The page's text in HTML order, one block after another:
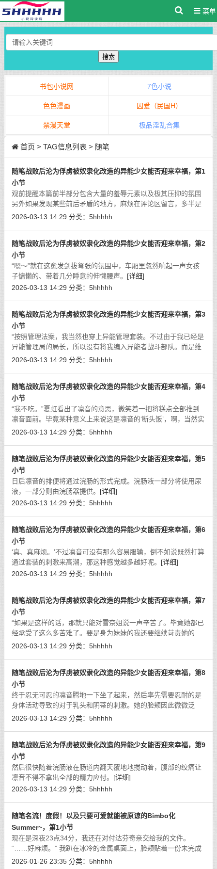
菜单
搜索
书包小说网 7色小说
色色漫画 囚爱（民国H）
禁漫天堂 极品淫乱合集
首页 > TAG信息列表 > 随笔
随笔战败后沦为俘虏被奴隶化改造的异能少女能否迎来幸福，第1
小节
观前提醒本篇前半部分包含大量的羞辱元素以及极其压抑的氛围
另外如果发现某些前后矛盾的地方，麻烦在评论区留言，多半是
忘记改了 [详细]
2026-03-13 14:29 分类： 5hhhhh
随笔战败后沦为俘虏被奴隶化改造的异能少女能否迎来幸福，第2
小节
“嗯～”就在这愈发剑拔弩张的氛围中，车厢里忽然响起一声女孩
子慵懒的、带着几分睡意的伸懒腰声。 [详细]
2026-03-13 14:29 分类： 5hhhhh
随笔战败后沦为俘虏被奴隶化改造的异能少女能否迎来幸福，第3
小节
“按照管理法案，我当然也穿上异能管理套装。不过由于我已经是
异能管理局的局长，所以没有将我编入异能者战斗部队。而是维
持了原本的职务。” [详细]
2026-03-13 14:29 分类： 5hhhhh
随笔战败后沦为俘虏被奴隶化改造的异能少女能否迎来幸福，第4
小节
“我不吃。”夏虹看出了凛音的意思，微笑着一把将糕点全部推到
凛音面前。毕竟某种意义上来说这是凛音的‘断头饭’，啊，当然实
际上是指在穿上套装后凛音就没办法正常吃东西了。
2026-03-13 14:29 分类： 5hhhhh
随笔战败后沦为俘虏被奴隶化改造的异能少女能否迎来幸福，第5
小节
日后凛音的排便将通过浣肠的形式完成。浣肠液一部分将使用尿
液，一部分则由浣肠器提供。 [详细]
2026-03-13 14:29 分类： 5hhhhh
随笔战败后沦为俘虏被奴隶化改造的异能少女能否迎来幸福，第6
小节
‘真、真麻烦。’不过凛音可没有那么容易服输，倒不如说既然打算
通过套装的刺激来高潮，那这种感觉越多越好呢。 [详细]
2026-03-13 14:29 分类： 5hhhhh
随笔战败后沦为俘虏被奴隶化改造的异能少女能否迎来幸福，第7
小节
“如果是这样的话，那就只能对雪奈姐说一声辛苦了。毕竟她都已
经承受了这么多苦难了。要是身为妹妹的我还要继续苛责她的
话，那也太残忍了吧。”[详细]
2026-03-13 14:29 分类： 5hhhhh
随笔战败后沦为俘虏被奴隶化改造的异能少女能否迎来幸福，第8
小节
终于忍无可忍的凛音腾地一下坐了起来，然后率先需要忍耐的是
身体活动导致的对于乳头和阴蒂的刺激。她的脸颊因此微微泛
红，一手扶着胸部一手抵在私处，虽然入手之处仅有令人无可奈
2026-03-13 14:29 分类： 5hhhhh
随笔战败后沦为俘虏被奴隶化改造的异能少女能否迎来幸福，第9
小节
然后很快随着浣肠液在肠道内翻天覆地地搅动着，腹部的绞痛让
凛音不得不拿出全部的精力应付。 [详细]
2026-03-13 14:29 分类： 5hhhhh
随笔名流！度假！以及只要可爱就能被原谅的Bimbo化
Summer~，第1小节
现在是深夜23点34分，我还在对付达芬奇亲交给我的文件。
“……好麻烦。” 我趴在冰冷的金属桌面上，脸颊贴着一份未完成
的特异点攻略文书。[详细]
2026-01-26 23:35 分类： 5hhhhh